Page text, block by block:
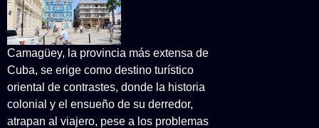
Camagüey, la provincia más extensa de
Cuba, se erige como destino turístico
oriental de contrastes, donde la historia
colonial y el ensueño de su derredor,
atrapan al viajero, pese a los problemas